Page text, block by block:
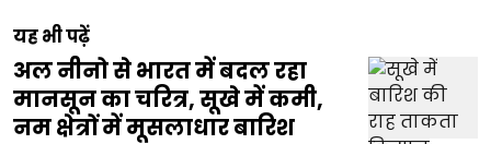
यह भी पढ़ें
अल नीनो से भारत में बदल रहा
मानसून का चरित्र, सूखे में कमी,
नम क्षेत्रों में मूसलाधार बारिश